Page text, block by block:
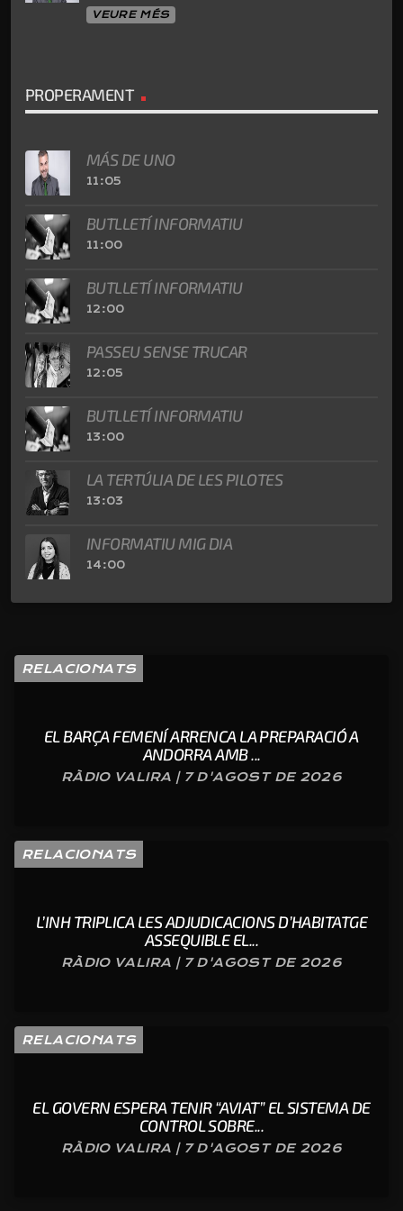
VEURE MÉS
PROPERAMENT
MÁS DE UNO
11:05
BUTLLETÍ INFORMATIU
11:00
BUTLLETÍ INFORMATIU
12:00
PASSEU SENSE TRUCAR
12:05
BUTLLETÍ INFORMATIU
13:00
LA TERTÚLIA DE LES PILOTES
13:03
INFORMATIU MIG DIA
14:00
RELACIONATS
EL BARÇA FEMENÍ ARRENCA LA PREPARACIÓ A
ANDORRA AMB ...
RÀDIO VALIRA | 7 D'AGOST DE 2026
RELACIONATS
L’INH TRIPLICA LES ADJUDICACIONS D’HABITATGE
ASSEQUIBLE EL...
RÀDIO VALIRA | 7 D'AGOST DE 2026
RELACIONATS
EL GOVERN ESPERA TENIR “AVIAT” EL SISTEMA DE
CONTROL SOBRE...
RÀDIO VALIRA | 7 D'AGOST DE 2026